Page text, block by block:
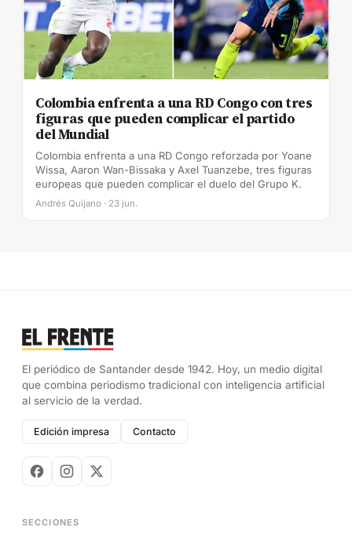
Colombia enfrenta a una RD Congo con tres
figuras que pueden complicar el partido
del Mundial
Colombia enfrenta a una RD Congo reforzada por Yoane
Wissa, Aaron Wan-Bissaka y Axel Tuanzebe, tres figuras
europeas que pueden complicar el duelo del Grupo K.
Andrés Quijano · 23 jun.
El periódico de Santander desde 1942. Hoy, un medio digital
que combina periodismo tradicional con inteligencia artificial
al servicio de la verdad.
Edición impresa Contacto
SECCIONES